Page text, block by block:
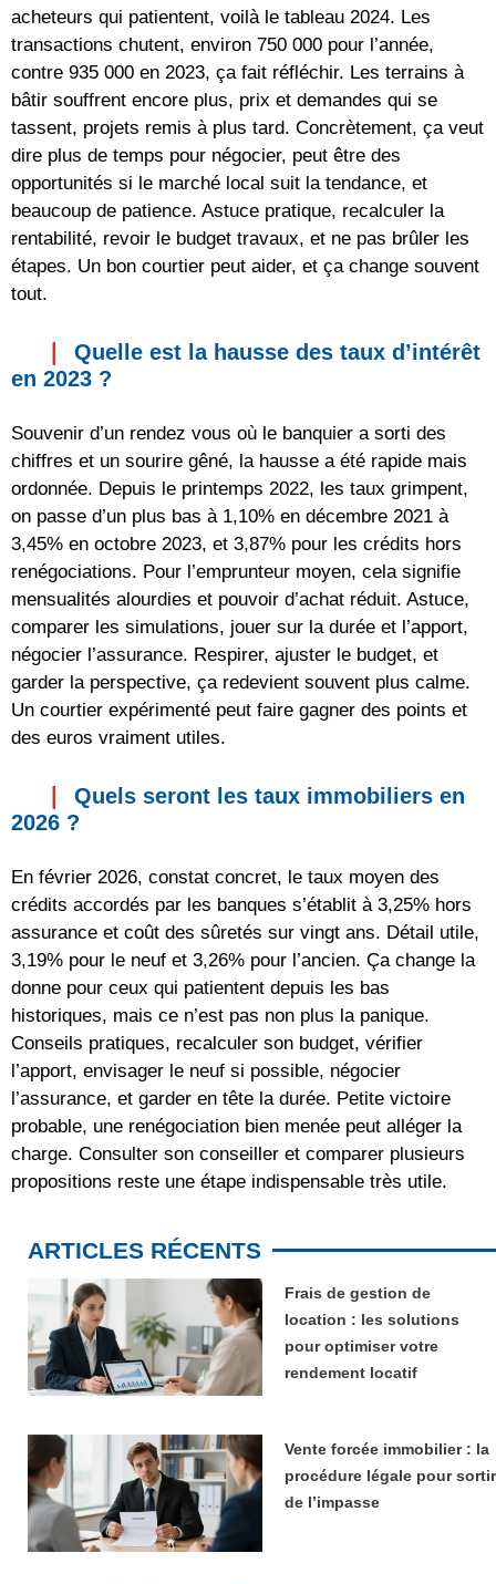
acheteurs qui patientent, voilà le tableau 2024. Les
transactions chutent, environ 750 000 pour l’année,
contre 935 000 en 2023, ça fait réfléchir. Les terrains à
bâtir souffrent encore plus, prix et demandes qui se
tassent, projets remis à plus tard. Concrètement, ça veut
dire plus de temps pour négocier, peut être des
opportunités si le marché local suit la tendance, et
beaucoup de patience. Astuce pratique, recalculer la
rentabilité, revoir le budget travaux, et ne pas brûler les
étapes. Un bon courtier peut aider, et ça change souvent
tout.
Quelle est la hausse des taux d’intérêt
en 2023 ?
Souvenir d’un rendez vous où le banquier a sorti des
chiffres et un sourire gêné, la hausse a été rapide mais
ordonnée. Depuis le printemps 2022, les taux grimpent,
on passe d’un plus bas à 1,10% en décembre 2021 à
3,45% en octobre 2023, et 3,87% pour les crédits hors
renégociations. Pour l’emprunteur moyen, cela signifie
mensualités alourdies et pouvoir d’achat réduit. Astuce,
comparer les simulations, jouer sur la durée et l’apport,
négocier l’assurance. Respirer, ajuster le budget, et
garder la perspective, ça redevient souvent plus calme.
Un courtier expérimenté peut faire gagner des points et
des euros vraiment utiles.
Quels seront les taux immobiliers en
2026 ?
En février 2026, constat concret, le taux moyen des
crédits accordés par les banques s’établit à 3,25% hors
assurance et coût des sûretés sur vingt ans. Détail utile,
3,19% pour le neuf et 3,26% pour l’ancien. Ça change la
donne pour ceux qui patientent depuis les bas
historiques, mais ce n’est pas non plus la panique.
Conseils pratiques, recalculer son budget, vérifier
l’apport, envisager le neuf si possible, négocier
l’assurance, et garder en tête la durée. Petite victoire
probable, une renégociation bien menée peut alléger la
charge. Consulter son conseiller et comparer plusieurs
propositions reste une étape indispensable très utile.
ARTICLES RÉCENTS
Frais de gestion de
location : les solutions
pour optimiser votre
rendement locatif
Vente forcée immobilier : la
procédure légale pour sortir
de l’impasse